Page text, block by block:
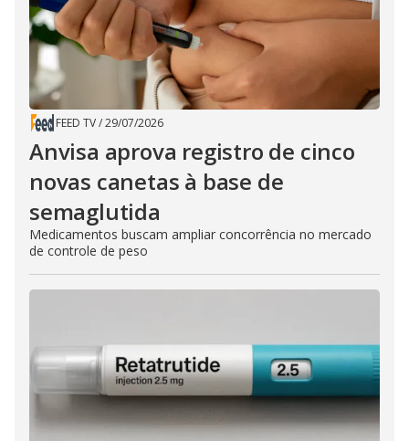
FEED TV/29/07/2026
Anvisa aprova registro de cinco
novas canetas à base de
semaglutida
Medicamentos buscam ampliar concorrência no mercado
de controle de peso